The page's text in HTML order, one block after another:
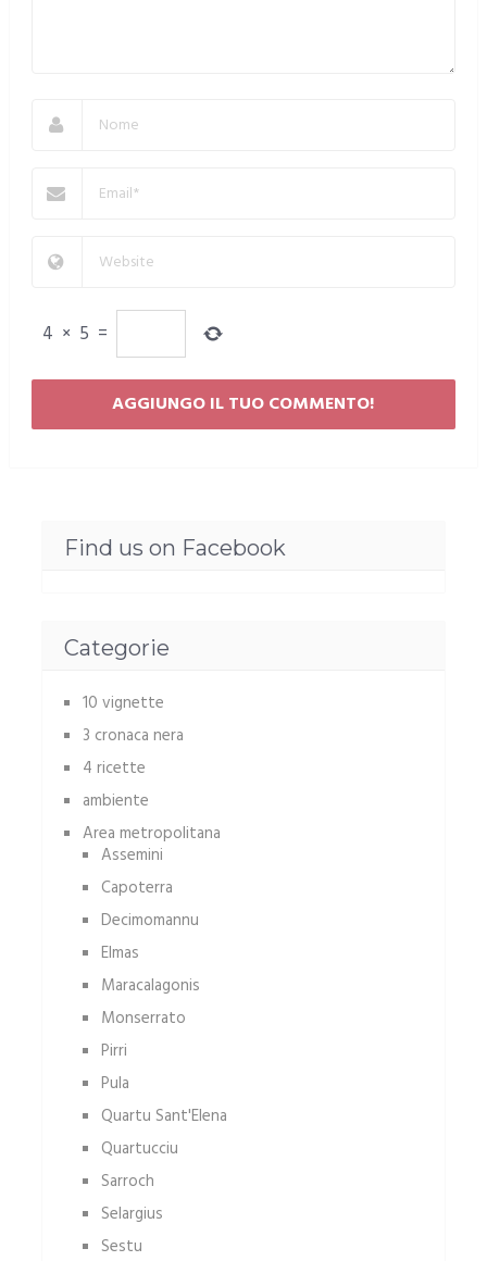
4 × 5 =
Find us on Facebook
Categorie
10 vignette
3 cronaca nera
4 ricette
ambiente
Area metropolitana
Assemini
Capoterra
Decimomannu
Elmas
Maracalagonis
Monserrato
Pirri
Pula
Quartu Sant'Elena
Quartucciu
Sarroch
Selargius
Sestu